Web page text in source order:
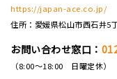
https://japan-ace.co.jp/
住所：愛媛県松山市西石井5
お問い合わせ窓口：
（8:00～18:00 日曜定休）